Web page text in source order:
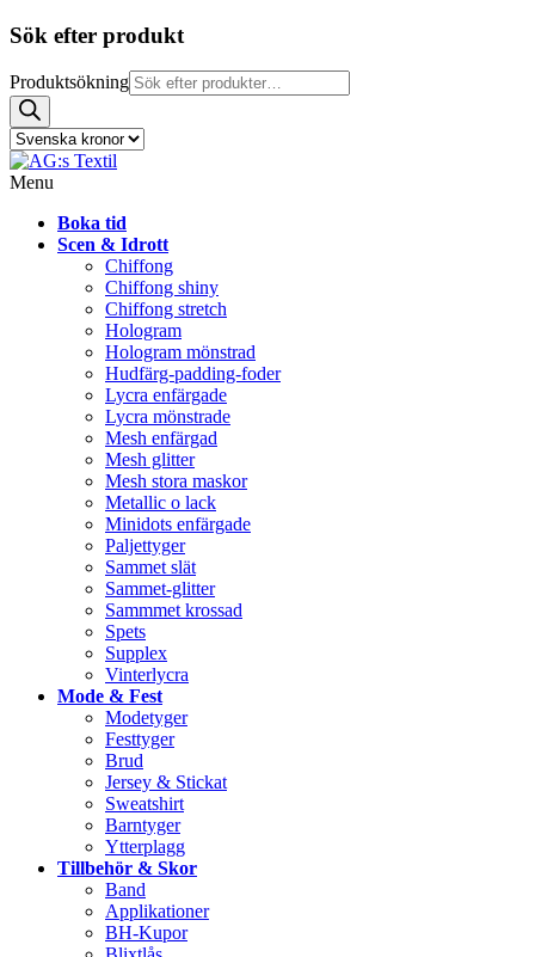
Sök efter produkt
Produktsökning
Menu
Boka tid
Scen & Idrott
Chiffong
Chiffong shiny
Chiffong stretch
Hologram
Hologram mönstrad
Hudfärg-padding-foder
Lycra enfärgade
Lycra mönstrade
Mesh enfärgad
Mesh glitter
Mesh stora maskor
Metallic o lack
Minidots enfärgade
Paljettyger
Sammet slät
Sammet-glitter
Sammmet krossad
Spets
Supplex
Vinterlycra
Mode & Fest
Modetyger
Festtyger
Brud
Jersey & Stickat
Sweatshirt
Barntyger
Ytterplagg
Tillbehör & Skor
Band
Applikationer
BH-Kupor